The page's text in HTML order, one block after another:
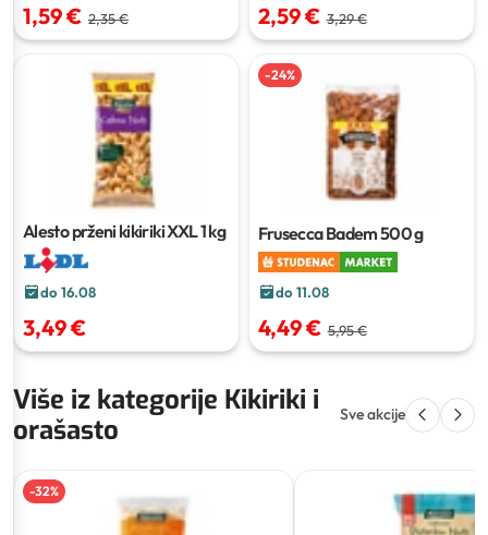
1,59 € 2,35 € 2,59 € 3,29 €
Alesto prženi kikiriki XXL1 kg
do 16.08
3,49 €
-24%
Frusecca Badem500 g
do 11.08
4,49 € 5,95 €
Više iz kategorije Kikiriki i
orašasto
Sve akcije
-32%